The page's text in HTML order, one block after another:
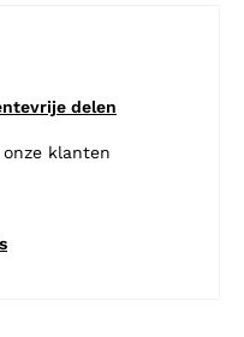
delen
klanten